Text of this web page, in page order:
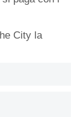
City la